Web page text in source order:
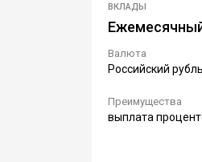
ВКЛАДЫ
Валюта
Российский рубль
Преимущества
выплата